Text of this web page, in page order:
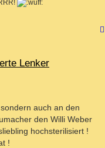
Lenker
auch an den
den Willi Weber
hochsterilisiert !
!